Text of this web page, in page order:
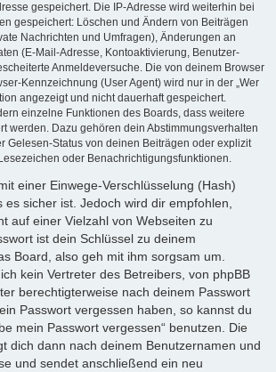
gespeichert. Die IP-Adresse wird weiterhin bei
gespeichert: Löschen und Ändern von Beiträgen
Nachrichten und Umfragen), Änderungen an
(E-Mail-Adresse, Kontoaktivierung, Benutzer-
Anmeldeversuche. Die von deinem Browser
Kennzeichnung (User Agent) wird nur in der „Wer
angezeigt und nicht dauerhaft gespeichert.
einzelne Funktionen des Boards, dass weitere
werden. Dazu gehören dein Abstimmungsverhalten
Gelesen-Status von deinen Beiträgen oder explizit
oder Benachrichtigungsfunktionen.
einer Einwege-Verschlüsselung (Hash)
sicher ist. Jedoch wird dir empfohlen,
auf einer Vielzahl von Webseiten zu
ist dein Schlüssel zu deinem
Board, also geh mit ihm sorgsam um.
kein Vertreter des Betreibers, von phpBB
berechtigterweise nach deinem Passwort
Passwort vergessen haben, so kannst du
mein Passwort vergessen“ benutzen. Die
dich dann nach deinem Benutzernamen und
und sendet anschließend ein neu